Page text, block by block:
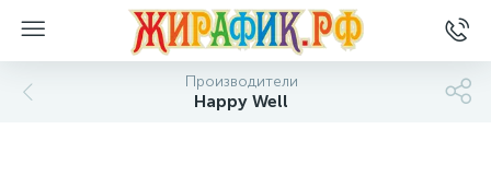
Производители
Happy Well